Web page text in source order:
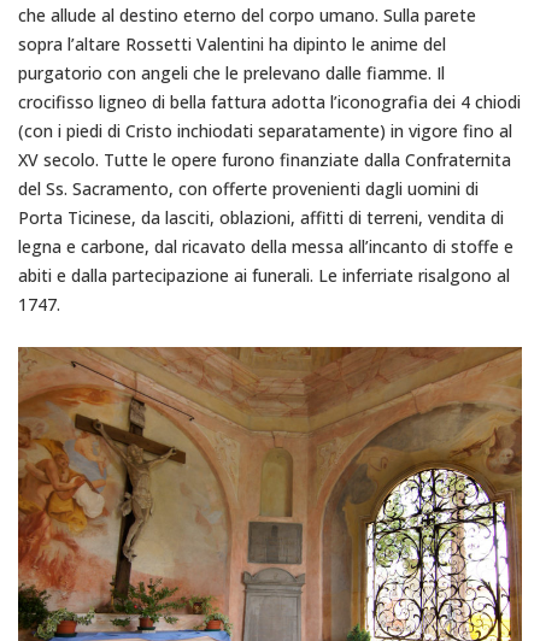
che allude al destino eterno del corpo umano. Sulla parete
sopra l’altare Rossetti Valentini ha dipinto le anime del
purgatorio con angeli che le prelevano dalle fiamme. Il
crocifisso ligneo di bella fattura adotta l’iconografia dei 4 chiodi
(con i piedi di Cristo inchiodati separatamente) in vigore fino al
XV secolo. Tutte le opere furono finanziate dalla Confraternita
del Ss. Sacramento, con offerte provenienti dagli uomini di
Porta Ticinese, da lasciti, oblazioni, affitti di terreni, vendita di
legna e carbone, dal ricavato della messa all’incanto di stoffe e
abiti e dalla partecipazione ai funerali. Le inferriate risalgono al
1747.